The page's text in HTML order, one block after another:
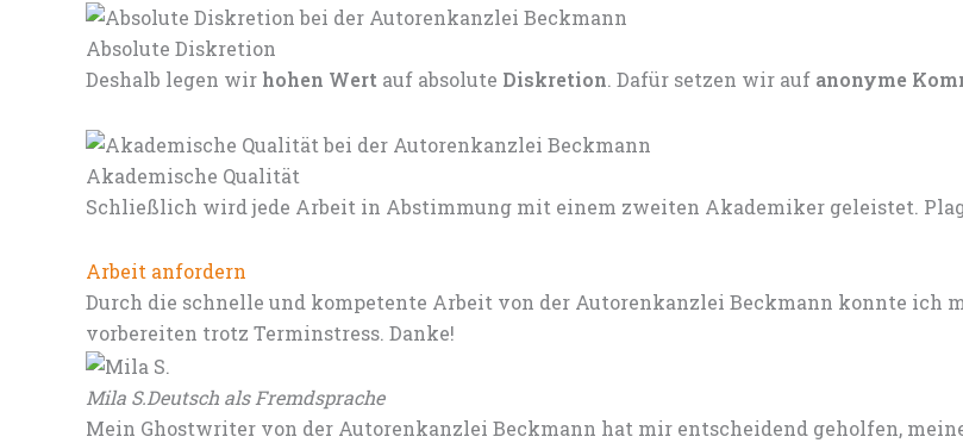
Absolute Diskretion
Deshalb legen wir hohen Wert auf absolute Diskretion. Dafür setzen wir auf anonyme
Akademische Qualität
Schließlich wird jede Arbeit in Abstimmung mit einem zweiten Akademiker geleistet.
Arbeit anfordern
Durch die schnelle und kompetente Arbeit von der Autorenkanzlei Beckmann konnte ich
vorbereiten trotz Terminstress. Danke!
Mila S.Deutsch als Fremdsprache
Mein Ghostwriter von der Autorenkanzlei Beckmann hat mir entscheidend geholfen,